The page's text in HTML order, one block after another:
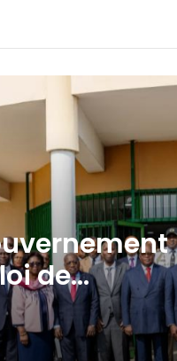
de
2027-
son